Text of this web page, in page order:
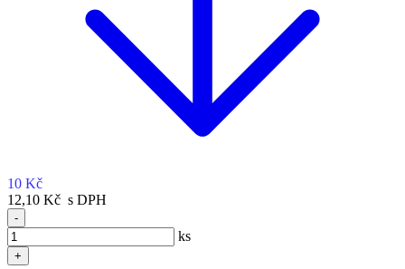
10 Kč
12,10 Kč s DPH
-
ks
+